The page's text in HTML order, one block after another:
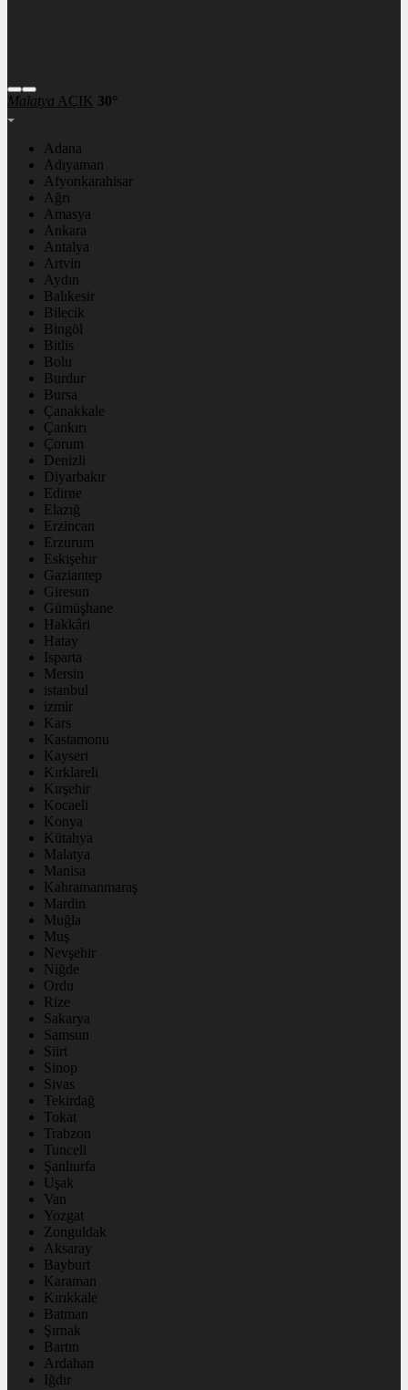
Malatya AÇIK 30°
Adana
Adıyaman
Afyonkarahisar
Ağrı
Amasya
Ankara
Antalya
Artvin
Aydın
Balıkesir
Bilecik
Bingöl
Bitlis
Bolu
Burdur
Bursa
Çanakkale
Çankırı
Çorum
Denizli
Diyarbakır
Edirne
Elazığ
Erzincan
Erzurum
Eskişehir
Gaziantep
Giresun
Gümüşhane
Hakkâri
Hatay
Isparta
Mersin
istanbul
izmir
Kars
Kastamonu
Kayseri
Kırklareli
Kırşehir
Kocaeli
Konya
Kütahya
Malatya
Manisa
Kahramanmaraş
Mardin
Muğla
Muş
Nevşehir
Niğde
Ordu
Rize
Sakarya
Samsun
Siirt
Sinop
Sivas
Tekirdağ
Tokat
Trabzon
Tunceli
Şanlıurfa
Uşak
Van
Yozgat
Zonguldak
Aksaray
Bayburt
Karaman
Kırıkkale
Batman
Şırnak
Bartın
Ardahan
Iğdır